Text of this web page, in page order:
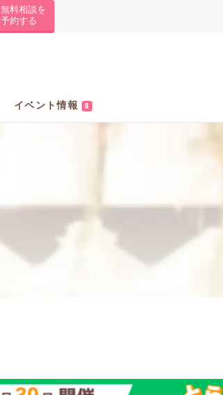
無料相談を
予約する
イベント情報 8